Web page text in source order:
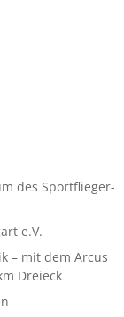
des Sportflieger-
e.V.
– mit dem Arcus
Dreieck